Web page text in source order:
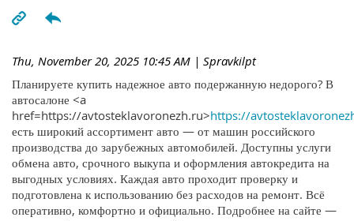
Thu, November 20, 2025 10:45 AM | Spravkilpt
Планируете купить надежное авто подержанную недорого? В
автосалоне <a
href=https://avtosteklavoronezh.ru>https://
есть широкий ассортимент авто — от машин российского
производства до зарубежных автомобилей. Доступны услуги
обмена авто, срочного выкупа и оформления автокредита на
выгодных условиях. Каждая авто проходит проверку и
подготовлена к использованию без расходов на ремонт. Всё
оперативно, комфортно и официально. Подробнее на сайте —